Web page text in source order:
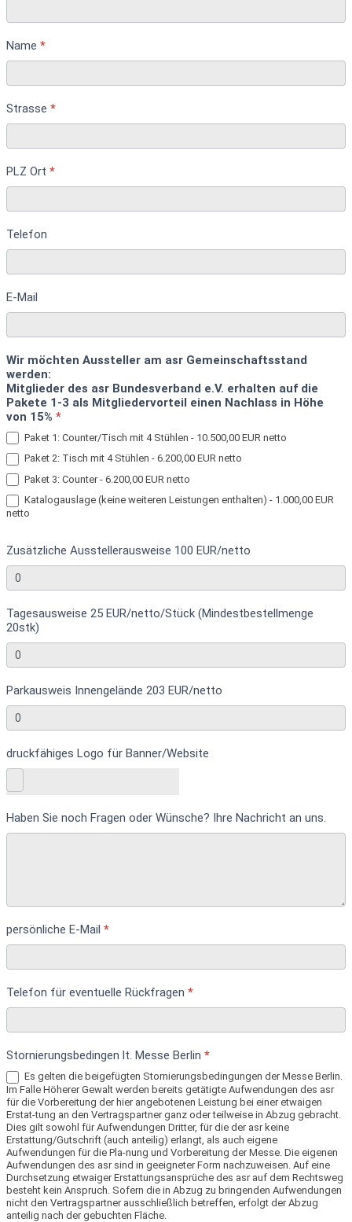
Name *
Strasse *
PLZ Ort *
Telefon
E-Mail
Wir möchten Aussteller am asr Gemeinschaftsstand
werden:
Mitglieder des asr Bundesverband e.V. erhalten auf die
Pakete 1-3 als Mitgliedervorteil einen Nachlass in Höhe
von 15% *
Paket 1: Counter/Tisch mit 4 Stühlen - 10.500,00 EUR netto
Paket 2: Tisch mit 4 Stühlen - 6.200,00 EUR netto
Paket 3: Counter - 6.200,00 EUR netto
Katalogauslage (keine weiteren Leistungen enthalten) - 1.000,00 EUR
netto
Zusätzliche Ausstellerausweise 100 EUR/netto
Tagesausweise 25 EUR/netto/Stück (Mindestbestellmenge
20stk)
Parkausweis Innengelände 203 EUR/netto
druckfähiges Logo für Banner/Website
Haben Sie noch Fragen oder Wünsche? Ihre Nachricht an uns.
persönliche E-Mail *
Telefon für eventuelle Rückfragen *
Stornierungsbedingen lt. Messe Berlin *
Es gelten die beigefügten Stornierungsbedingungen der Messe Berlin.
Im Falle Höherer Gewalt werden bereits getätigte Aufwendungen des asr
für die Vorbereitung der hier angebotenen Leistung bei einer etwaigen
Erstat-tung an den Vertragspartner ganz oder teilweise in Abzug gebracht.
Dies gilt sowohl für Aufwendungen Dritter, für die der asr keine
Erstattung/Gutschrift (auch anteilig) erlangt, als auch eigene
Aufwendungen für die Pla-nung und Vorbereitung der Messe. Die eigenen
Aufwendungen des asr sind in geeigneter Form nachzuweisen. Auf eine
Durchsetzung etwaiger Erstattungsansprüche des asr auf dem Rechtsweg
besteht kein Anspruch. Sofern die in Abzug zu bringenden Aufwendungen
nicht den Vertragspartner ausschließlich betreffen, erfolgt der Abzug
anteilig nach der gebuchten Fläche.